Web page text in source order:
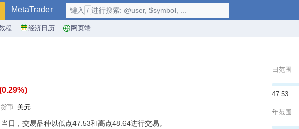
MetaTrader
程 经济日历 网页端
键入 / 进行搜索: @user, $symbol, ...
0.29%)
币: 美元
当日，交易品种以低点47.53和高点48.64进行交易。
日范围
47.53
年范围